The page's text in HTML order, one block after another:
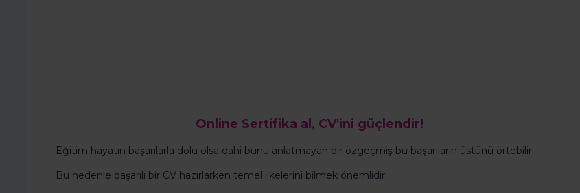
Online Sertifika al, CV'ini güçlendir!
Eğitim hayatın başarılarla dolu olsa dahi bunu anlatmayan bir özgeçmiş bu başarıların üstünü örtebilir.
Bu nedenle başarılı bir CV hazırlarken temel ilkelerini bilmek önemlidir.